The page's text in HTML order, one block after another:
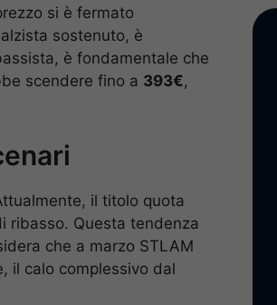
si è fermato
sostenuto, è
è fondamentale che
scendere fino a 393€,
il titolo quota
ribasso. Questa tendenza
che a marzo STLAM
il calo complessivo dal